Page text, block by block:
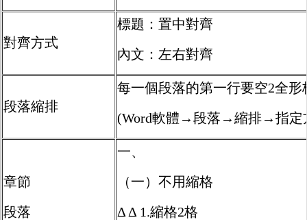
對齊方式
標題：置中對齊
內文：左右對齊
段落縮排
每一個段落的第一行要空2全形
(Word軟體→段落→縮排→指
章節
段落
一、
（一）不用縮格
Δ Δ 1.縮格2格